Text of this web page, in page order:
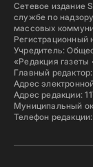
Сетевое издание
службе по
массовых
Учредитель:
«Редакция
Главный
Адрес
Адрес редакции:
Муниципальный
Телефон редакции: